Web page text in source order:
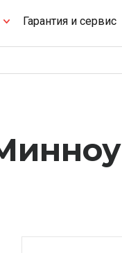
Гарантия и сервис